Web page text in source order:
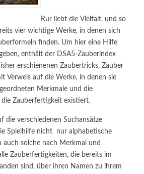
Rur liebt die Vielfalt, und so
vier wichtige Werke, in denen sich
finden. Um hier eine Hilfe
enthält der DSA5-Zauberindex
erschienenen Zaubertricks, Zauber
Verweis auf die Werke, in denen sie
Merkmale und die
die Zauberfertigkeit existiert.
die verschiedenen Suchansätze
Spielhilfe nicht nur alphabetische
auch solche nach Merkmal und
Zauberfertigkeiten, die bereits im
sind, über ihren Namen zu ihrem